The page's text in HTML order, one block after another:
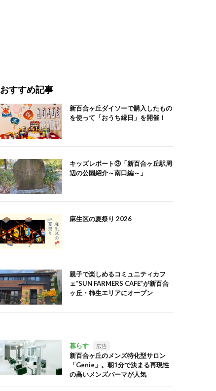
おすすめ記事
新百合ヶ丘ダイソーで購入したもの
を使って「おうち縁日」を開催！
キッズレポート③「新百合ヶ丘駅周
辺の公園紹介～南口編～」
麻生区の夏祭り 2026
親子で楽しめるコミュニティカフ
ェ“SUN FARMERS CAFE”が新百合
ヶ丘・柿生エリアにオープン
暮らす 広告
新百合ヶ丘のメンズ特化型サロン
「Genie」。朝1分で決まる再現性
の高いメンズパーマが人気